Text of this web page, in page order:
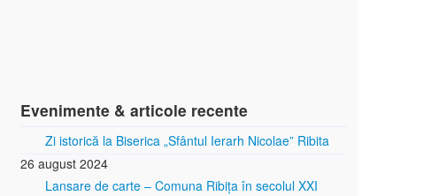
Evenimente & articole recente
Zi istorică la Biserica „Sfântul Ierarh Nicolae” Ribita
26 august 2024
Lansare de carte – Comuna Ribița în secolul XXI